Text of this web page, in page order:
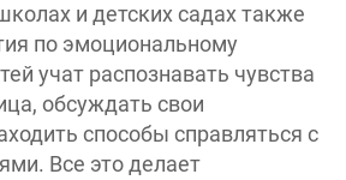
и детских садах также
по эмоциональному
учат распознавать чувства
обсуждать свои
способы справляться с
Все это делает